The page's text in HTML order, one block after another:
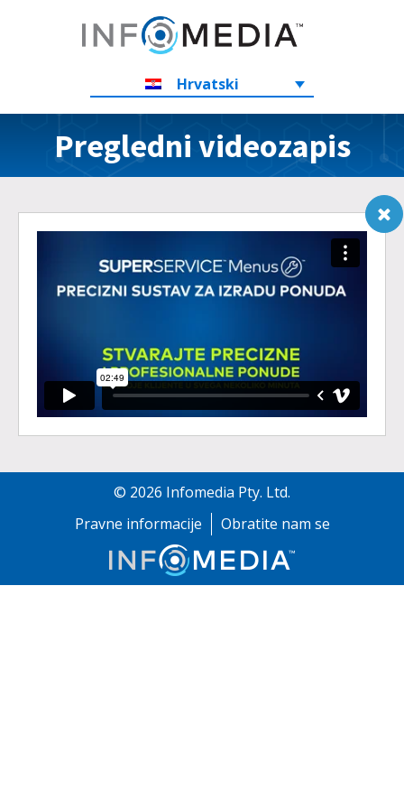
Hrvatski
Pregledni videozapis
© 2026 Infomedia Pty. Ltd.
Pravne informacije
Obratite nam se